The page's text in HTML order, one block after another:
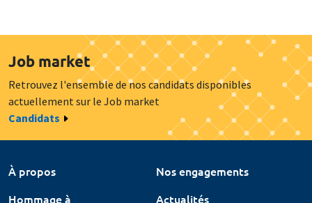
Job market
Retrouvez l'ensemble de nos candidats disponibles
actuellement sur le Job market
Candidats
À propos
Nos engagements
Hommage à
Actualités